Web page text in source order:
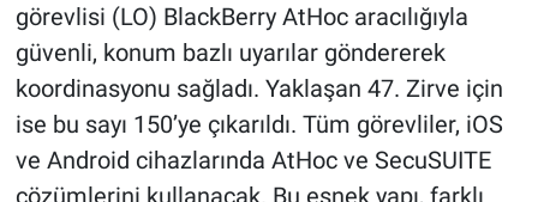
görevlisi (LO) BlackBerry AtHoc aracılığıyla
güvenli, konum bazlı uyarılar göndererek
koordinasyonu sağladı. Yaklaşan 47. Zirve için
ise bu sayı 150’ye çıkarıldı. Tüm görevliler, iOS
ve Android cihazlarında AtHoc ve SecuSUITE
çözümlerini kullanacak. Bu esnek yapı, farklı